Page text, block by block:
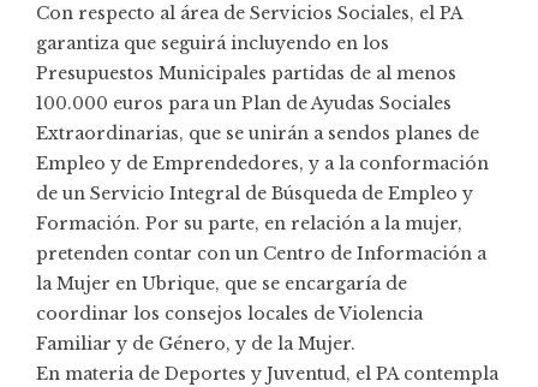
Con respecto al área de Servicios Sociales, el PA
garantiza que seguirá incluyendo en los
Presupuestos Municipales partidas de al menos
100.000 euros para un Plan de Ayudas Sociales
Extraordinarias, que se unirán a sendos planes de
Empleo y de Emprendedores, y a la conformación
de un Servicio Integral de Búsqueda de Empleo y
Formación. Por su parte, en relación a la mujer,
pretenden contar con un Centro de Información a
la Mujer en Ubrique, que se encargaría de
coordinar los consejos locales de Violencia
Familiar y de Género, y de la Mujer.
En materia de Deportes y Juventud, el PA contempla